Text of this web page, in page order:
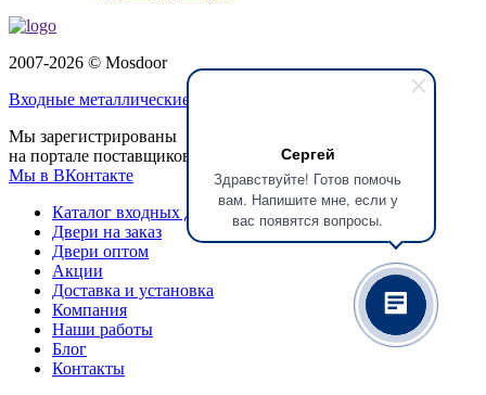
Сергей
Здравствуйте! Готов помочь
вам. Напишите мне, если у
вас появятся вопросы.
2007-2026 © Mosdoor
Входные металлические двери
Мы зарегистрированы
на портале поставщиков
Мы в ВКонтакте
Каталог входных дверей
Двери на заказ
Двери оптом
Акции
Доставка и установка
Компания
Наши работы
Блог
Контакты